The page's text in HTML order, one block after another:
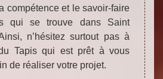
compétence et le savoir-faire
qui se trouve dans Saint
n’hésitez surtout pas à
Tapis qui est prêt à vous
de réaliser votre projet.